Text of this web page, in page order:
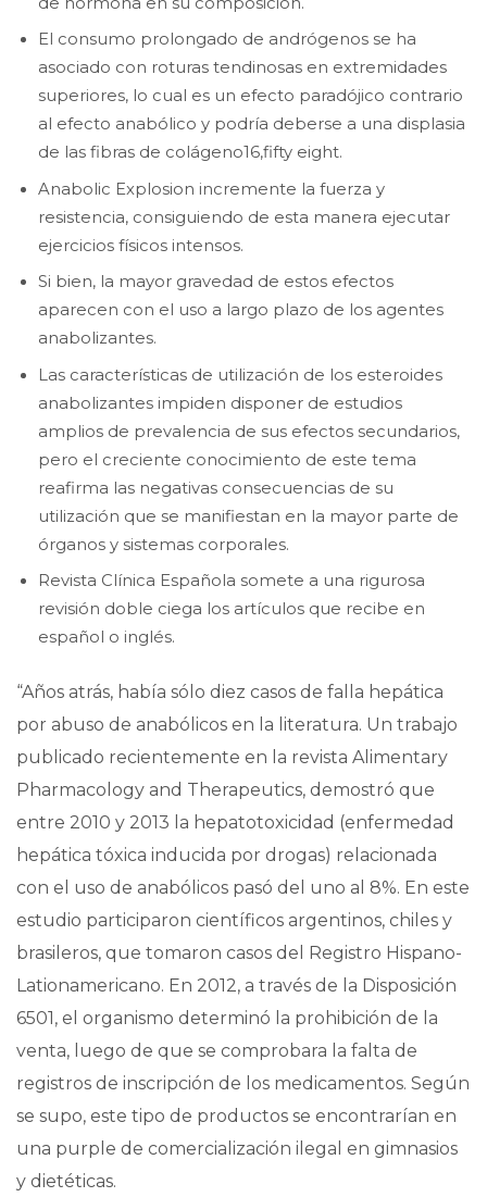
El consumo prolongado de andrógenos se ha
asociado con roturas tendinosas en extremidades
superiores, lo cual es un efecto paradójico contrario
al efecto anabólico y podría deberse a una displasia
de las fibras de colágeno16,fifty eight.
Anabolic Explosion incremente la fuerza y
resistencia, consiguiendo de esta manera ejecutar
ejercicios físicos intensos.
Si bien, la mayor gravedad de estos efectos
aparecen con el uso a largo plazo de los agentes
anabolizantes.
Las características de utilización de los esteroides
anabolizantes impiden disponer de estudios
amplios de prevalencia de sus efectos secundarios,
pero el creciente conocimiento de este tema
reafirma las negativas consecuencias de su
utilización que se manifiestan en la mayor parte de
órganos y sistemas corporales.
Revista Clínica Española somete a una rigurosa
revisión doble ciega los artículos que recibe en
español o inglés.
“Años atrás, había sólo diez casos de falla hepática
por abuso de anabólicos en la literatura. Un trabajo
publicado recientemente en la revista Alimentary
Pharmacology and Therapeutics, demostró que
entre 2010 y 2013 la hepatotoxicidad (enfermedad
hepática tóxica inducida por drogas) relacionada
con el uso de anabólicos pasó del uno al 8%. En este
estudio participaron científicos argentinos, chiles y
brasileros, que tomaron casos del Registro Hispano-
Lationamericano. En 2012, a través de la Disposición
6501, el organismo determinó la prohibición de la
venta, luego de que se comprobara la falta de
registros de inscripción de los medicamentos. Según
se supo, este tipo de productos se encontrarían en
una purple de comercialización ilegal en gimnasios
y dietéticas.